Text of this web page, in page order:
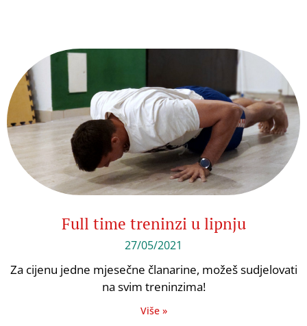
Full time treninzi u lipnju
27/05/2021
Za cijenu jedne mjesečne članarine, možeš sudjelovati
na svim treninzima!
Više »